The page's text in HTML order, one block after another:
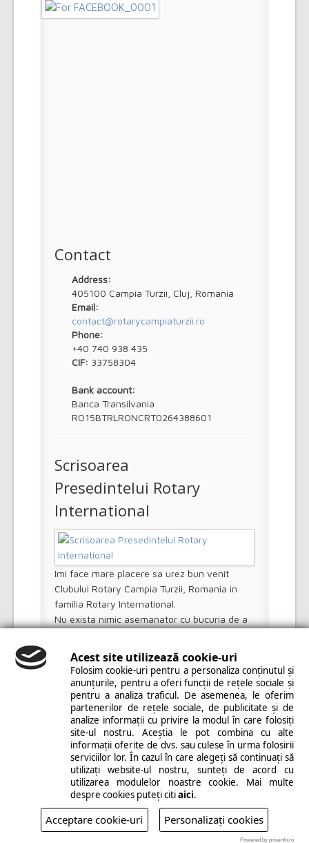
Contact
Address:
405100 Campia Turzii, Cluj, Romania
Email:
contact@rotarycampiaturzii.ro
Phone:
+40 740 938 435
CIF: 33758304
Bank account:
Banca Transilvania
RO15BTRLRONCRT0264388601
Scrisoarea
Presedintelui Rotary
International
Imi face mare placere sa urez bun venit
Clubului Rotary Campia Turzii, Romania in
familia Rotary International.
Nu exista nimic asemanator cu bucuria de a
Corinna, a devenit ea insasi membru
fondator al unui nou club. Fiecare club nou
reprezinta un potential nelimitat – de a ajuta
oameni, de a face comunitatea voastra mai
puternica, de a face Rotary mai puternic.
Citeste mai mult
Acest site utilizează cookie-uri
Folosim cookie-uri pentru a personaliza conținutul și
anunțurile, pentru a oferi funcții de rețele sociale și
pentru a analiza traficul. De asemenea, le oferim
partenerilor de rețele sociale, de publicitate și de
analize informații cu privire la modul în care folosiți
site-ul nostru. Aceștia le pot combina cu alte
informații oferite de dvs. sau culese în urma folosirii
serviciilor lor. În cazul în care alegeți să continuați să
utilizați website-ul nostru, sunteți de acord cu
utilizarea modulelor noastre cookie. Mai multe
despre cookies puteți citiaici.
Acceptare cookie-uri Personalizați cookies
Powered by pmainfo.ro